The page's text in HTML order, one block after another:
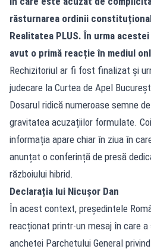
răsturnarea ordinii
Realitatea PLUS. În urma
avut o primă reacție în mediul
Rechizitoriul ar fi fost finalizat și
judecare la Curtea de Apel
Dosarul ridică numeroase semne
gravitatea acuzațiilor formulate.
informația apare chiar în ziua în
anunțat o conferință de presă
războiului hibrid.
Declarația lui Nicușor Dan
În acest context, președintele
reacționat printr-un mesaj în care
anchetei Parchetului General